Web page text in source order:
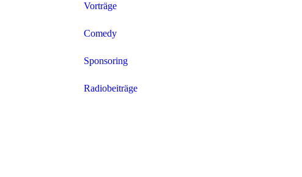
Vorträge
Comedy
Sponsoring
Radiobeiträge